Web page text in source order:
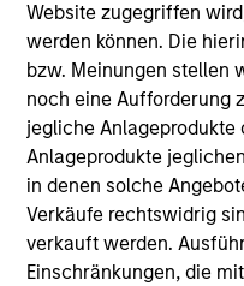
Website zugegriffen
werden können. Die
bzw. Meinungen stellen
noch eine Aufforderung
jegliche
Anlageprodukte
in denen solche
Verkäufe rechtswidrig
verkauft werden.
Einschränkungen, die
Global Insight
Invests primarily
emerging
Growth
Invests primarily
emerging large
States.